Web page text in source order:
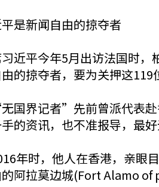
是新闻自由的掠夺者
近平今年5月出访法国时
的掠夺者，要为关押这119
国界记者”先前曾派代表
的资讯，也不准报导，最
年时，他人在香港，亲眼
阿拉莫边城(Fort Alamo of